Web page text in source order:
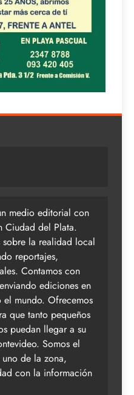
medio editorial con
Ciudad del Plata.
la realidad local
reportajes,
Contamos con
ediciones en
el mundo. Ofrecemos
que tanto pequeños
puedan llegar a su
Somos el
de la zona,
con la información